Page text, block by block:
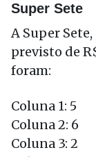
Super Sete
A Super
previsto de
foram:
Coluna 1: 5
Coluna 2: 6
Coluna 3: 2